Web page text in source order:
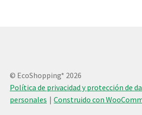
© EcoShopping* 2026
Política de privacidad y protección de
personales
Construido con